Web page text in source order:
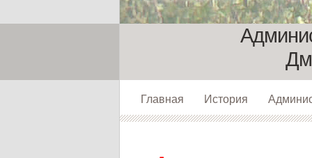
Главная История